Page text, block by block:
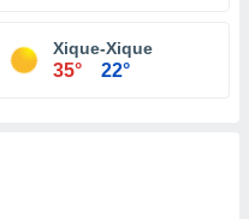
Xique-Xique
35° 22°